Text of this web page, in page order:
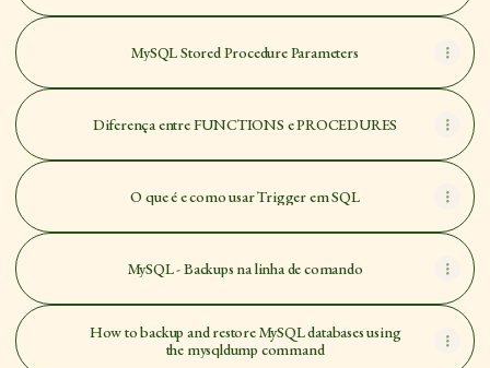
MySQL Stored Procedure Parameters
Diferença entre FUNCTIONS e PROCEDURES
O que é e como usar Trigger em SQL
MySQL - Backups na linha de comando
How to backup and restore MySQL databases using
the mysqldump command